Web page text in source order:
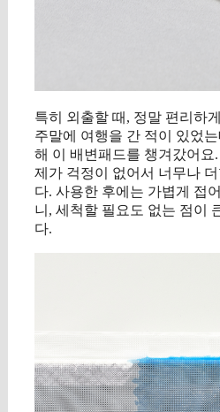
특히 외출할 때, 정말 편리하
주말에 여행을 간 적이 있었
해 이 배변패드를 챙겨갔어요
제가 걱정이 없어서 너무나
다. 사용한 후에는 가볍게 접
니, 세척할 필요도 없는 점이
다.